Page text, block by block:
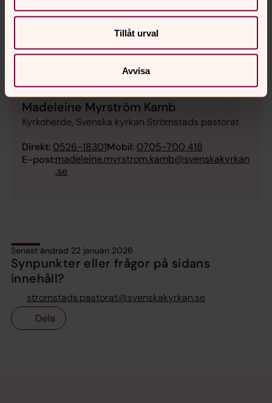
Tillåt urval
Avvisa
Madeleine Myrström Kamb
Kyrkoherde, Svenska kyrkan Strömstads pastorat
Direkt: 0526-18301Mobil: 0705-700 418
E-post:madeleine.myrstrom.kamb@svenskakyrkan
.se
Senast ändrad 22 januari 2026
Synpunkter eller frågor på sidans
innehåll?
stromstads.pastorat@svenskakyrkan.se
Dela